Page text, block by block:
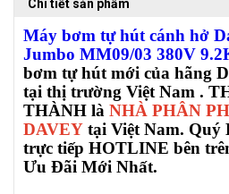
Chi tiết sản phẩm
Máy bơm tự hút cánh hở
Jumbo MM09/03 380V
bơm tự hút mới của hãng
tại thị trường Việt Nam .
THÀNH là NHÀ PHÂN
DAVEY tại Việt Nam. Quý
trực tiếp HOTLINE bên
Ưu Đãi Mới Nhất.